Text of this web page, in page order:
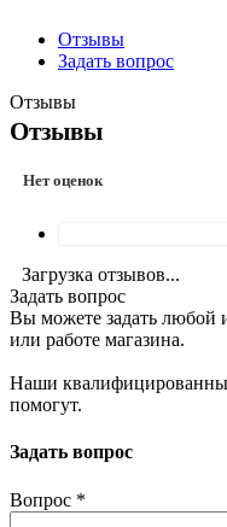
Отзывы
Задать вопрос
Отзывы
Отзывы
Нет оценок
Загрузка отзывов...
Задать вопрос
Вы можете задать любой
или работе магазина.
Наши
помогут.
Задать вопрос
Вопрос *